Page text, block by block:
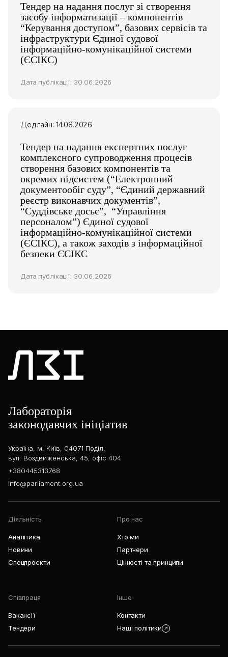
Тендер на надання послуг зі створення
засобу інформатизації – компонентів
“Керування доступом”, базових сервісів та
інфраструктури Єдиної судової
інформаційно-комунікаційної системи
(ЄСІКС)
Дата публікації: 30.06.2026
Дедлайн: 14.08.2026
Тендер на надання експертних послуг
комплексного супроводження процесів
створення базових компонентів та
окремих підсистем (“Електронний
документообіг суду”, “Єдиний державний
реєстр виконавчих документів”,
“Суддівське досьє”, “Управління
персоналом”) Єдиної судової
інформаційно-комунікаційної системи
(ЄСІКС), а також заходів з інформаційної
безпеки ЄСІКС
Дата публікації: 30.06.2026
Лабораторія
законодавчих ініціатив
Україна, м. Київ, 04071 Поділ,
вул. Воздвиженська, 45, офіс 404
+380445313768
info@parliament.org.ua
Діяльність
Аналітика
Новини
Спецпроєкти
Про нас
Хто ми
Партнери
Цінності та принципи
Співпраця
Вакансії
Тендери
Інше
Контакти
Наші політики